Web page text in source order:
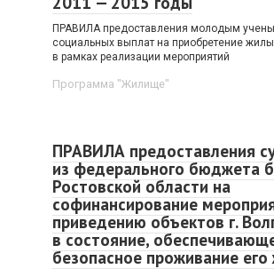
ПРАВИЛА предоставления молодым
социальных выплат на приобретение
в рамках реализации мероприятий
Программа "Жилище"
ПРАВИЛА предоставления
из федерального бюджета
Ростовской области на
софинансирование
приведению объектов г.
в состояние,
безопасное проживание его